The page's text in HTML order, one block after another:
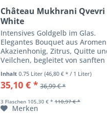
Château Mukhrani Qvevri
White
Intensives Goldgelb im Glas.
Elegantes Bouquet aus
Akazienhonig, Zitrus, Quitte
Veilchen, begleitet von sanften
Noten aus schwarzem Pfeffer.
Gaumen lassen sich diese
in enormer Intensität
Inhalt 0.75 Liter (46,80 € * / 1 Liter)
35,10 € * 36,99 € *
3 Flaschen 105,30 € * 110,97 € *
Merken